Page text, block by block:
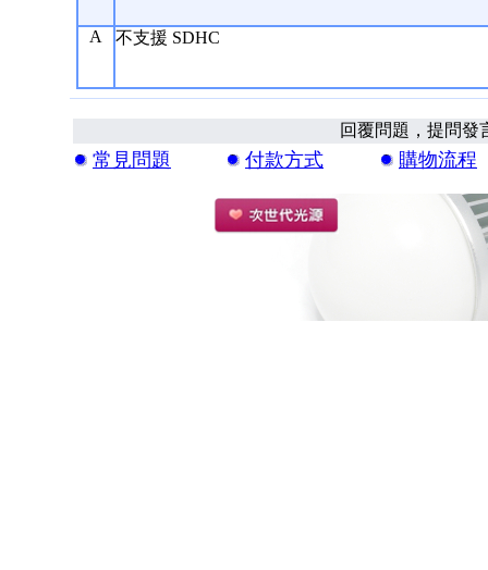
A 不支援 SDHC
回覆問題，提問
常見問題 付款方式 購物流程